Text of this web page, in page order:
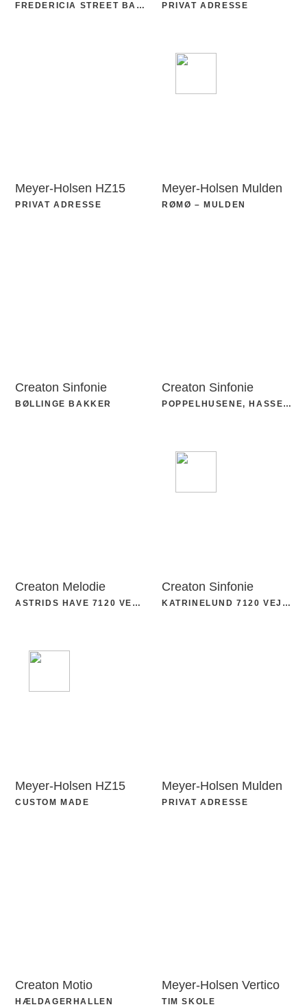
FREDERICIA STREET BASTION PRIVAT ADRESSE
Meyer-Holsen HZ15
PRIVAT ADRESSE
Meyer-Holsen Mulden
RØMØ – MULDEN
Creaton Sinfonie
BØLLINGE BAKKER
Creaton Sinfonie
POPPELHUSENE, HASSELAGER
Creaton Melodie
ASTRIDS HAVE 7120 VEJLE
Creaton Sinfonie
KATRINELUND 7120 VEJLE
Meyer-Holsen HZ15
CUSTOM MADE
Meyer-Holsen Mulden
PRIVAT ADRESSE
Creaton Motio
HÆLDAGERHALLEN
Meyer-Holsen Vertico
TIM SKOLE